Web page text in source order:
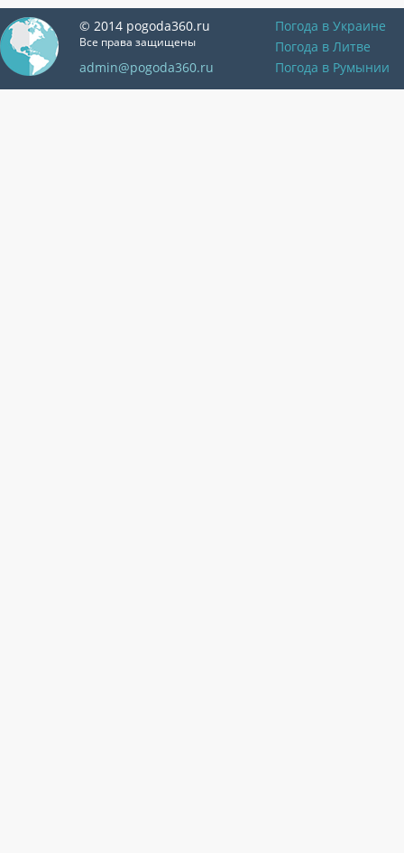
© 2014 pogoda360.ru
Все права защищены
admin@pogoda360.ru
Погода в Украине
Погода в Литве
Погода в Румынии